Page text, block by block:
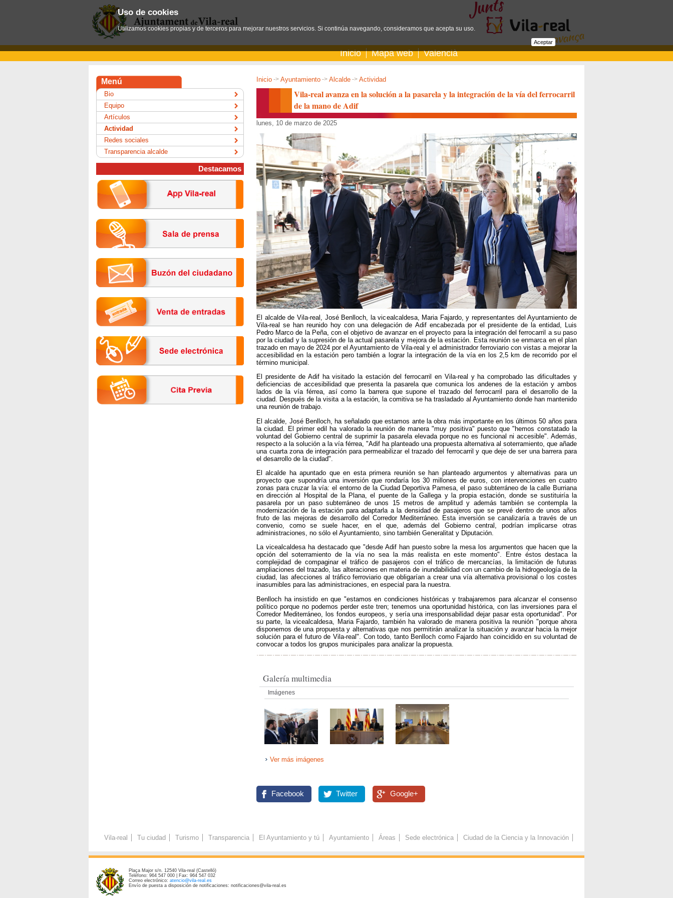
Inicio Mapa web Valencià
Inicio -> Ayuntamiento -> Alcalde -> Actividad
Vila-real avanza en la solución a la pasarela y la integración de la vía del ferrocarril
de la mano de Adif
lunes, 10 de marzo de 2025
El alcalde de Vila-real, José Benlloch, la vicealcaldesa, Maria Fajardo, y representantes del Ayuntamiento de
Vila-real se han reunido hoy con una delegación de Adif encabezada por el presidente de la entidad, Luis
Pedro Marco de la Peña, con el objetivo de avanzar en el proyecto para la integración del ferrocarril a su paso
por la ciudad y la supresión de la actual pasarela y mejora de la estación. Esta reunión se enmarca en el plan
trazado en mayo de 2024 por el Ayuntamiento de Vila-real y el administrador ferroviario con vistas a mejorar la
accesibilidad en la estación pero también a lograr la integración de la vía en los 2,5 km de recorrido por el
término municipal.
El presidente de Adif ha visitado la estación del ferrocarril en Vila-real y ha comprobado las dificultades y
deficiencias de accesibilidad que presenta la pasarela que comunica los andenes de la estación y ambos
lados de la vía férrea, así como la barrera que supone el trazado del ferrocarril para el desarrollo de la
ciudad. Después de la visita a la estación, la comitiva se ha trasladado al Ayuntamiento donde han mantenido
una reunión de trabajo.
El alcalde, José Benlloch, ha señalado que estamos ante la obra más importante en los últimos 50 años para
la ciudad. El primer edil ha valorado la reunión de manera "muy positiva" puesto que "hemos constatado la
voluntad del Gobierno central de suprimir la pasarela elevada porque no es funcional ni accesible". Además,
respecto a la solución a la vía férrea, "Adif ha planteado una propuesta alternativa al soterramiento, que añade
una cuarta zona de integración para permeabilizar el trazado del ferrocarril y que deje de ser una barrera para
el desarrollo de la ciudad".
El alcalde ha apuntado que en esta primera reunión se han planteado argumentos y alternativas para un
proyecto que supondría una inversión que rondaría los 30 millones de euros, con intervenciones en cuatro
zonas para cruzar la vía: el entorno de la Ciudad Deportiva Pamesa, el paso subterráneo de la calle Burriana
en dirección al Hospital de la Plana, el puente de la Gallega y la propia estación, donde se sustituiría la
pasarela por un paso subterráneo de unos 15 metros de amplitud y además también se contempla la
modernización de la estación para adaptarla a la densidad de pasajeros que se prevé dentro de unos años
fruto de las mejoras de desarrollo del Corredor Mediterráneo. Esta inversión se canalizaría a través de un
convenio, como se suele hacer, en el que, además del Gobierno central, podrían implicarse otras
administraciones, no sólo el Ayuntamiento, sino también Generalitat y Diputación.
La vicealcaldesa ha destacado que "desde Adif han puesto sobre la mesa los argumentos que hacen que la
opción del soterramiento de la vía no sea la más realista en este momento". Entre éstos destaca la
complejidad de compaginar el tráfico de pasajeros con el tráfico de mercancías, la limitación de futuras
ampliaciones del trazado, las alteraciones en materia de inundabilidad con un cambio de la hidrogeología de la
ciudad, las afecciones al tráfico ferroviario que obligarían a crear una vía alternativa provisional o los costes
inasumibles para las administraciones, en especial para la nuestra.
Benlloch ha insistido en que "estamos en condiciones históricas y trabajaremos para alcanzar el consenso
político porque no podemos perder este tren; tenemos una oportunidad histórica, con las inversiones para el
Corredor Mediterráneo, los fondos europeos, y sería una irresponsabilidad dejar pasar esta oportunidad". Por
su parte, la vicealcaldesa, Maria Fajardo, también ha valorado de manera positiva la reunión "porque ahora
disponemos de una propuesta y alternativas que nos permitirán analizar la situación y avanzar hacia la mejor
solución para el futuro de Vila-real". Con todo, tanto Benlloch como Fajardo han coincidido en su voluntad de
convocar a todos los grupos municipales para analizar la propuesta.
Galería multimedia
Imágenes
Ver más imágenes
Facebook Twitter Google+
Menú
Bio
Equipo
Artículos
Actividad
Redes sociales
Transparencia alcalde
Destacamos
Vila-real Tu ciudad Turismo Transparencia El Ayuntamiento y tú Ayuntamiento Áreas Sede electrónica Ciudad de la Ciencia y la Innovación
Plaça Major s/n. 12540 Vila-real (Castelló)
Teléfono: 964 547 000 | Fax: 964 547 032
Correo electrónico: atencio@vila-real.es
Envío de puesta a disposición de notificaciones: notificaciones@vila-real.es
Uso de cookies
Utilizamos cookies propias y de terceros para mejorar nuestros servicios. Si continúa navegando, consideramos que acepta su uso.
Aceptar